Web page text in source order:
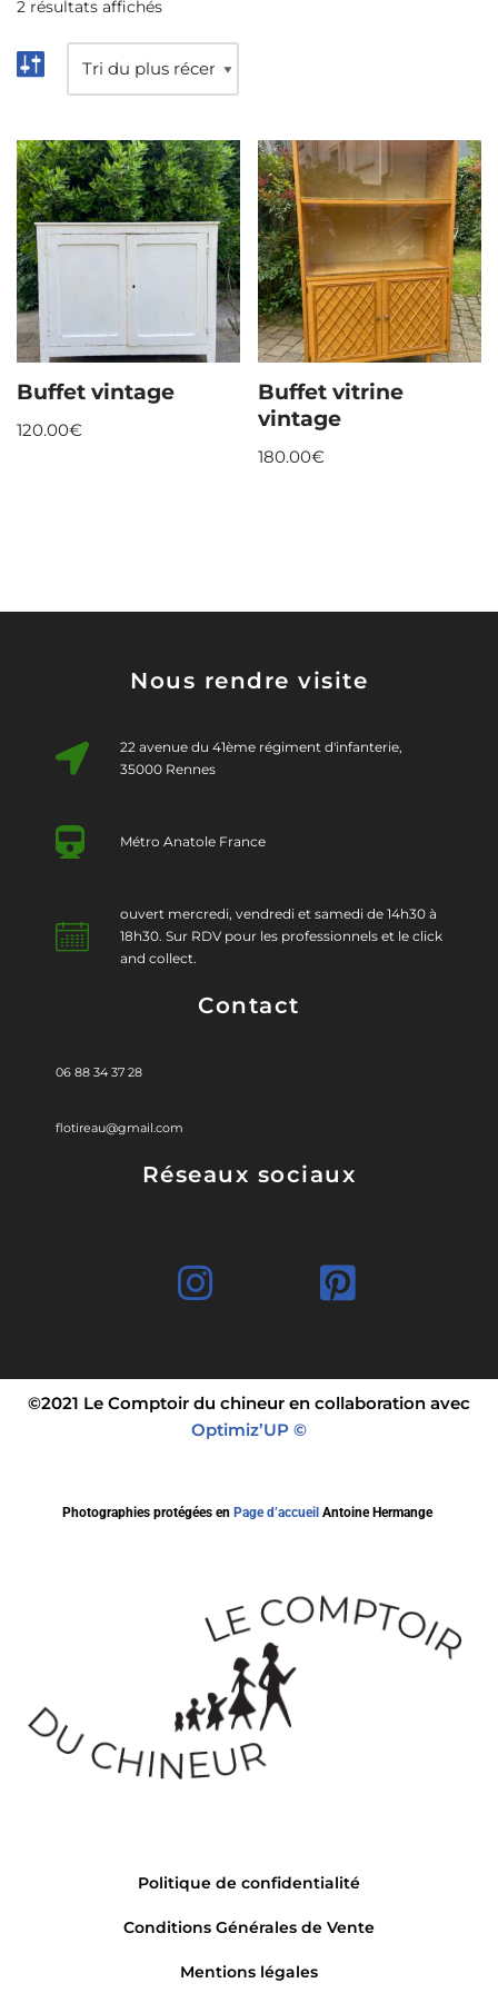
2 résultats affichés
Buffet vintage
120.00€
Buffet vitrine
vintage
180.00€
Nous rendre visite
22 avenue du 41ème régiment d'infanterie,
35000 Rennes
Métro Anatole France
ouvert mercredi, vendredi et samedi de 14h30 à
18h30. Sur RDV pour les professionnels et le click
and collect.
Contact
06 88 34 37 28
flotireau@gmail.com
Réseaux sociaux
©2021 Le Comptoir du chineur en collaboration avec
Optimiz’UP ©
Photographies protégées en Page d’accueil Antoine Hermange
Politique de confidentialité
Conditions Générales de Vente
Mentions légales